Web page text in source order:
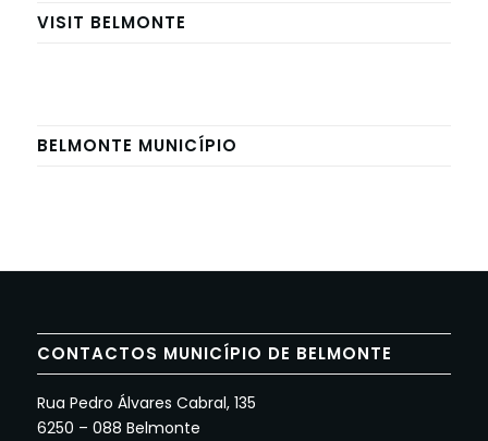
VISIT BELMONTE
BELMONTE MUNICÍPIO
CONTACTOS MUNICÍPIO DE BELMONTE
Rua Pedro Álvares Cabral, 135
6250 – 088 Belmonte